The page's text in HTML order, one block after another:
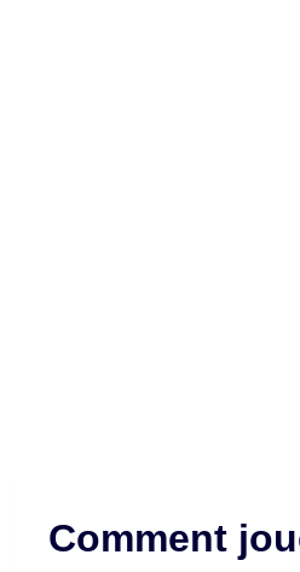
Comment